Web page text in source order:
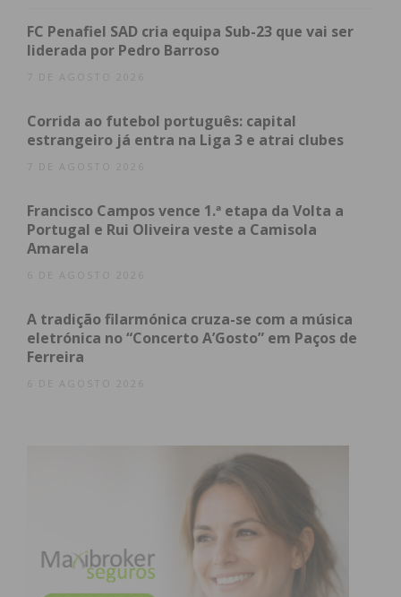
da capela, assim como uma imagem de Nossa
Senhora de Fátima.
investigam o furto e Manuel Silva espera que se
encontre os autores do mesmo. “São pessoas
infelizes, que querem tornar a vida dos outros
coisa tão pessoal”, concluiu.
Subscreva a newsletter do
obtenha de forma regular a informação
atualizada.
Eu li e concordo com os
termos e
FC Penafiel SAD cria equipa Sub-23 que vai ser
liderada por Pedro Barroso
7 DE AGOSTO 2026
Corrida ao futebol português: capital
estrangeiro já entra na Liga 3 e atrai clubes
7 DE AGOSTO 2026
Francisco Campos vence 1.ª etapa da Volta a
Portugal e Rui Oliveira veste a Camisola
Amarela
6 DE AGOSTO 2026
A tradição filarmónica cruza-se com a música
eletrónica no “Concerto A’Gosto” em Paços de
Ferreira
6 DE AGOSTO 2026